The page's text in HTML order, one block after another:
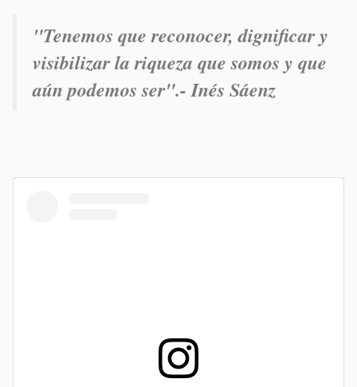
"Tenemos que reconocer, dignificar y
visibilizar la riqueza que somos y que
aún podemos ser".- Inés Sáenz